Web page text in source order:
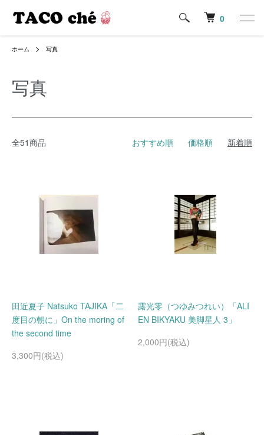
0
ホーム 写真
写真
全51商品 おすすめ順 価格順 新着順
田近夏子 Natsuko TAJIKA「二
度目の朝に」On the moring of
the second time
3,300円(税込)
露光零（つゆみつれい）「ALI
EN BIKYAKU 美脚星人 3」
2,000円(税込)